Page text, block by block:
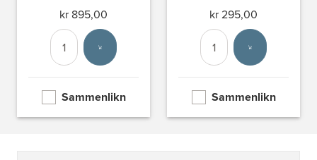
kr 895,00
Antall
Velg enhet
Sammenlikn
kr 295,00
Antall
Velg enhet
Sammenlikn